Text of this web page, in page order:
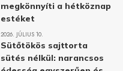
megkönnyíti a hétköznap
estéket
2026. JÚLIUS 10.
Sütőtökös sajttorta
sütés nélkül: narancsos